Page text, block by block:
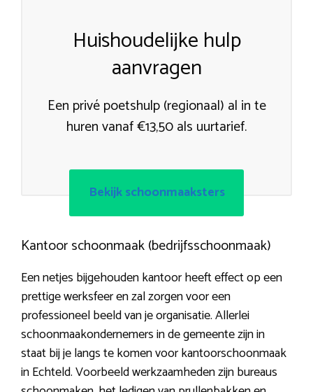
Huishoudelijke hulp
aanvragen
Een privé poetshulp (regionaal) al in te
huren vanaf €13,50 als uurtarief.
Bekijk schoonmaaksters
Kantoor schoonmaak (bedrijfsschoonmaak)
Een netjes bijgehouden kantoor heeft effect op een
prettige werksfeer en zal zorgen voor een
professioneel beeld van je organisatie. Allerlei
schoonmaakondernemers in de gemeente zijn in
staat bij je langs te komen voor kantoorschoonmaak
in Echteld. Voorbeeld werkzaamheden zijn bureaus